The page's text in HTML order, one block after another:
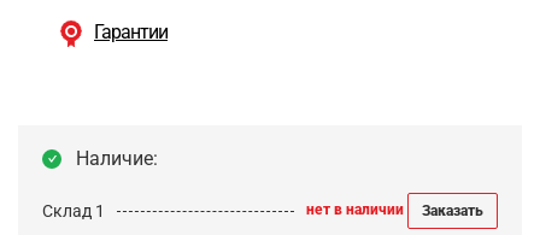
Гарантии
Наличие:
Склад 1 нет в наличии Заказать